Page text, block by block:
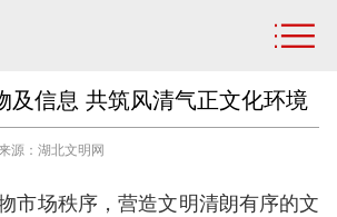
及信息 共筑风清气正文化环境
源：湖北文明网
市场秩序，营造文明清朗有序的文